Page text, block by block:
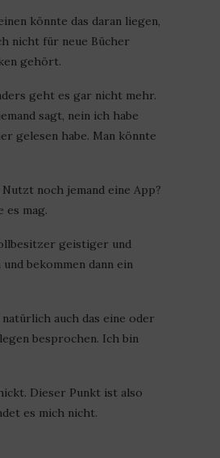
könnte das daran liegen,
nicht für neue Bücher
gehört.
geht es gar nicht mehr.
sagt, nein ich habe
gelesen habe. Man könnte
noch jemand eine App?
es mag.
geistiger und
bekommen dann ein
auch das eine oder
besprochen. Ich bin
Dieser Punkt ist also
es mich nicht.